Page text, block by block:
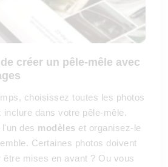
créer un pêle-mêle avec
choisissez toutes les photos
inclure dans votre pêle-mêle.
des modèles et organisez-le
Certaines photos doivent
être mises en avant ? Ou vous